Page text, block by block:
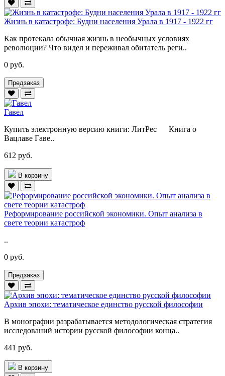
Жизнь в катастрофе: Будни населения Урала в 1917 - 1922 гг
Как протекала обычная жизнь в необычных условиях
революции? Что видел и переживал оби­татель реги..
0 руб.
Предзаказ
Гавел
Купить электронную версию книги: ЛитРес Книга о
Вацлаве Гаве..
612 руб.
В корзину
Реформирование российской экономики. Опыт анализа в
свете теории катастроф
..
0 руб.
Предзаказ
Архив эпохи: тематическое единство русской философии
В монографии разрабатывается методологическая стратегия
исследований истории русской философии конца..
441 руб.
В корзину